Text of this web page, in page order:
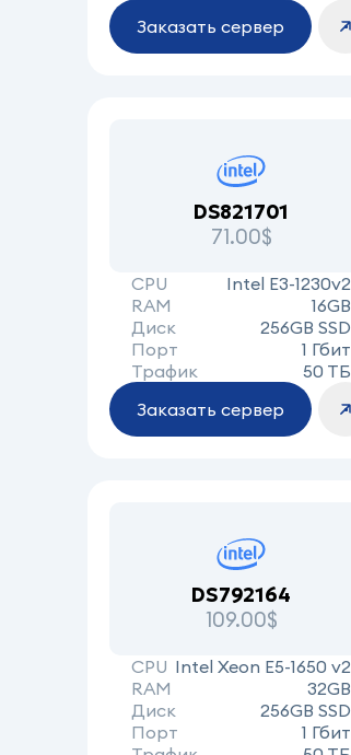
Заказать сервер
DS821701
71.00$
CPU
Intel E3-1230v2
RAM
16GB
Диск
256GB SSD
Порт
1 Гбит
Трафик
50 ТБ
Заказать сервер
DS792164
109.00$
CPU Intel Xeon E5-1650 v2
RAM
32GB
Диск
256GB SSD
Порт
1 Гбит